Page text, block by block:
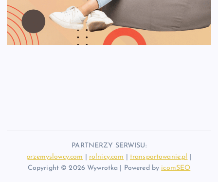
PARTNERZY SERWISU:
przemyslowcy.com
rolnicy.com transportowanie.pl
Copyright © 2026 Wywrotka | Powered by icomSEO